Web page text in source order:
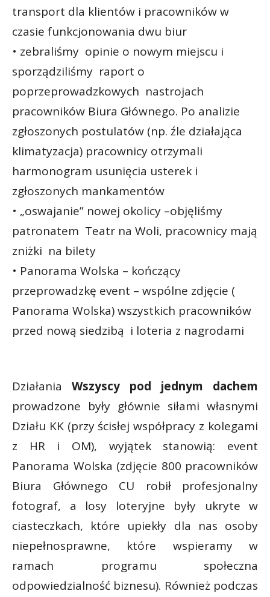
transport dla klientów i pracowników w
czasie funkcjonowania dwu biur
• zebraliśmy opinie o nowym miejscu i
sporządziliśmy raport o
poprzeprowadzkowych nastrojach
pracowników Biura Głównego. Po analizie
zgłoszonych postulatów (np. źle działająca
klimatyzacja) pracownicy otrzymali
harmonogram usunięcia usterek i
zgłoszonych mankamentów
• „oswajanie” nowej okolicy –objęliśmy
patronatem Teatr na Woli, pracownicy mają
zniżki na bilety
• Panorama Wolska – kończący
przeprowadzkę event – wspólne zdjęcie (
Panorama Wolska) wszystkich pracowników
przed nową siedzibą i loteria z nagrodami
Działania Wszyscy pod jednym dachem
prowadzone były głównie siłami własnymi
Działu KK (przy ścisłej współpracy z kolegami
z HR i OM), wyjątek stanowią: event
Panorama Wolska (zdjęcie 800 pracowników
Biura Głównego CU robił profesjonalny
fotograf, a losy loteryjne były ukryte w
ciasteczkach, które upiekły dla nas osoby
niepełnosprawne, które wspieramy w
ramach programu społeczna
odpowiedzialność biznesu). Również podczas